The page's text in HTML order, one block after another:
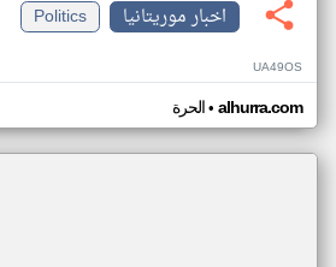
اخبار موريتانيا
Politics
UA49OS
الحرة• alhurra.com